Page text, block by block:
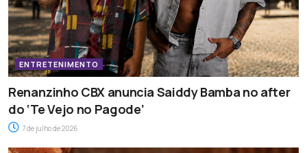
ENTRETENIMENTO
Renanzinho CBX anuncia Saiddy Bamba no after
do ‘Te Vejo no Pagode’
7 de julho de 2026